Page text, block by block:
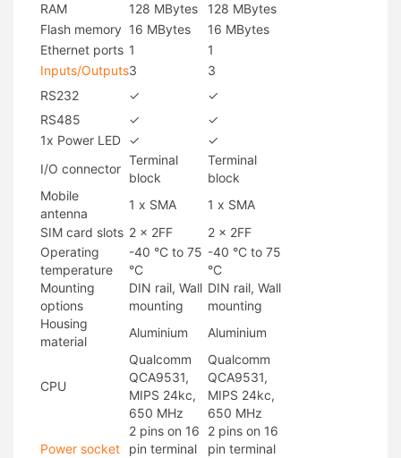
RAM
128 MBytes
128 MBytes
Flash memory 16 MBytes
16 MBytes
Ethernet ports 1
1
Inputs/Outputs3
3
RS232
✓
✓
RS485
✓
✓
1x Power LED ✓
✓
I/O connector
Terminal
block
Terminal
block
Mobile
antenna
1 x SMA
1 x SMA
SIM card slots 2 x 2FF
2 x 2FF
Operating
temperature
-40 °C to 75
°C
-40 °C to 75
°C
Mounting
options
DIN rail, Wall
mounting
DIN rail, Wall
mounting
Housing
material
Aluminium Aluminium
CPU
Qualcomm
QCA9531,
MIPS 24kc,
650 MHz
Qualcomm
QCA9531,
MIPS 24kc,
650 MHz
Power socket
2 pins on 16
pin terminal
2 pins on 16
pin terminal